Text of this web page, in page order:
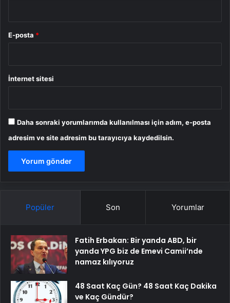
E-posta *
İnternet sitesi
Daha sonraki yorumlarımda kullanılması için adım, e-posta
adresim ve site adresim bu tarayıcıya kaydedilsin.
Popüler Son Yorumlar
Fatih Erbakan: Bir yanda ABD, bir
yanda YPG biz de Emevi Camii’nde
namaz kılıyoruz
48 Saat Kaç Gün? 48 Saat Kaç Dakika
ve Kaç Gündür?